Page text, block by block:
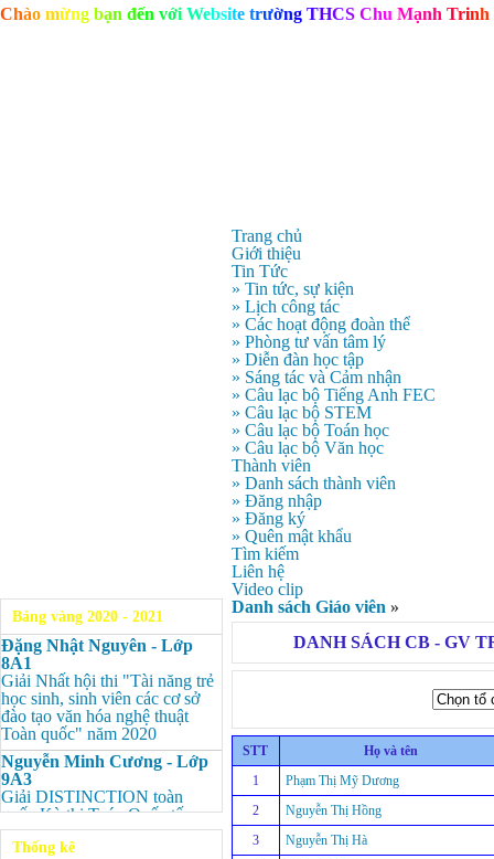
Chào mừng bạn đến với Website trường THCS Chu Mạnh Trinh
Trang chủ
Giới thiệu
Tin Tức
» Tin tức, sự kiện
» Lịch công tác
» Các hoạt động đoàn thể
» Phòng tư vấn tâm lý
» Diễn đàn học tập
» Sáng tác và Cảm nhận
» Câu lạc bộ Tiếng Anh FEC
» Câu lạc bộ STEM
» Câu lạc bộ Toán học
» Câu lạc bộ Văn học
Thành viên
» Danh sách thành viên
» Đăng nhập
» Đăng ký
» Quên mật khẩu
Tìm kiếm
Liên hệ
Video clip
Bảng vàng 2020 - 2021
Đặng Nhật Nguyên - Lớp
8A1
Giải Nhất hội thi "Tài năng trẻ
học sinh, sinh viên các cơ sở
đào tạo văn hóa nghệ thuật
Toàn quốc" năm 2020
Nguyễn Minh Cương - Lớp
9A3
Giải DISTINCTION toàn
quốc Kỳ thi Toán Quốc tế
Kangaroo – IKMC 2020
Thống kê
Danh sách Giáo viên »
DANH SÁCH CB - GV
STT
Họ và tên
1
Phạm Thị Mỹ Dương
2
Nguyễn Thị Hồng
3
Nguyễn Thị Hà